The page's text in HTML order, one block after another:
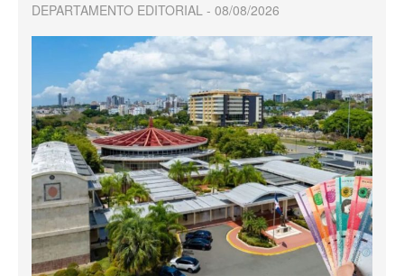
DEPARTAMENTO EDITORIAL 08/08/2026